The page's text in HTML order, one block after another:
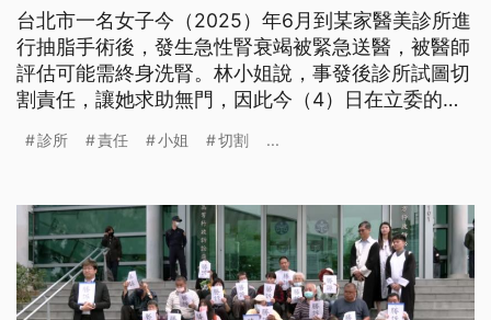
台北市一名女子今（2025）年6月到某家醫美診所進
行抽脂手術後，發生急性腎衰竭被緊急送醫，被醫師
評估可能需終身洗腎。林小姐說，事發後診所試圖切
割責任，讓她求助無門，因此今（4）日在立委的陪
象。
診所 責任 小姐 切割 ...